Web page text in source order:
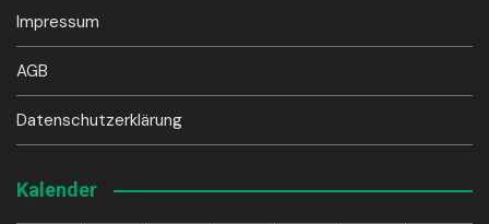
Impressum
AGB
Datenschutzerklärung
Kalender